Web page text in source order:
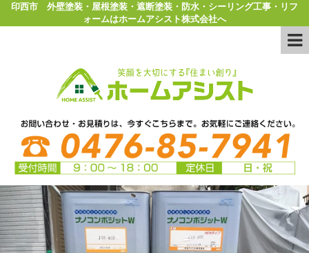
印西市 外壁塗装・屋根塗装・遮断塗装・防水・シーリング工事・リフ
ォームはホームアシスト株式会社へ